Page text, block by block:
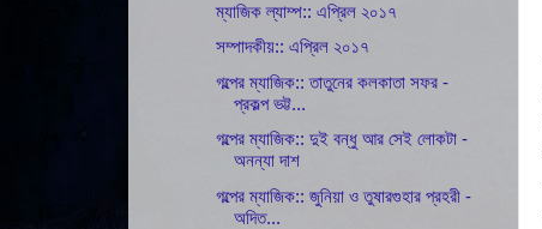
ম্যাজিক ল্যাম্প:: এপ্রিল ২০১৭
সম্পাদকীয়:: এপ্রিল ২০১৭
গল্পের ম্যাজিক:: তাতুনের কলকাতা সফর -
প্রকল্প ভট্ট...
গল্পের ম্যাজিক:: দুই বন্ধু আর সেই লোকটা -
অনন্যা দাশ
গল্পের ম্যাজিক:: জুনিয়া ও তুষারগুহার প্রহরী -
অদিত...